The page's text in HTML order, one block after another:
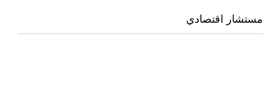
مستشار اقتصادي